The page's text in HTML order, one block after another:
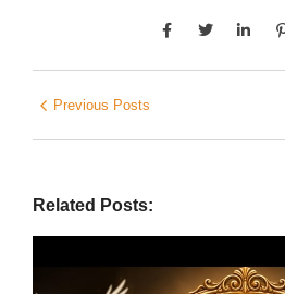
Previous Posts
Related Posts: